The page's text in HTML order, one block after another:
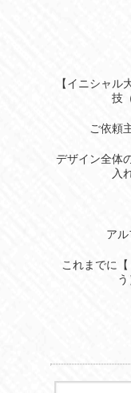
【イニシャ
技
ご依頼
デザイン全体
入
アル
これまでに